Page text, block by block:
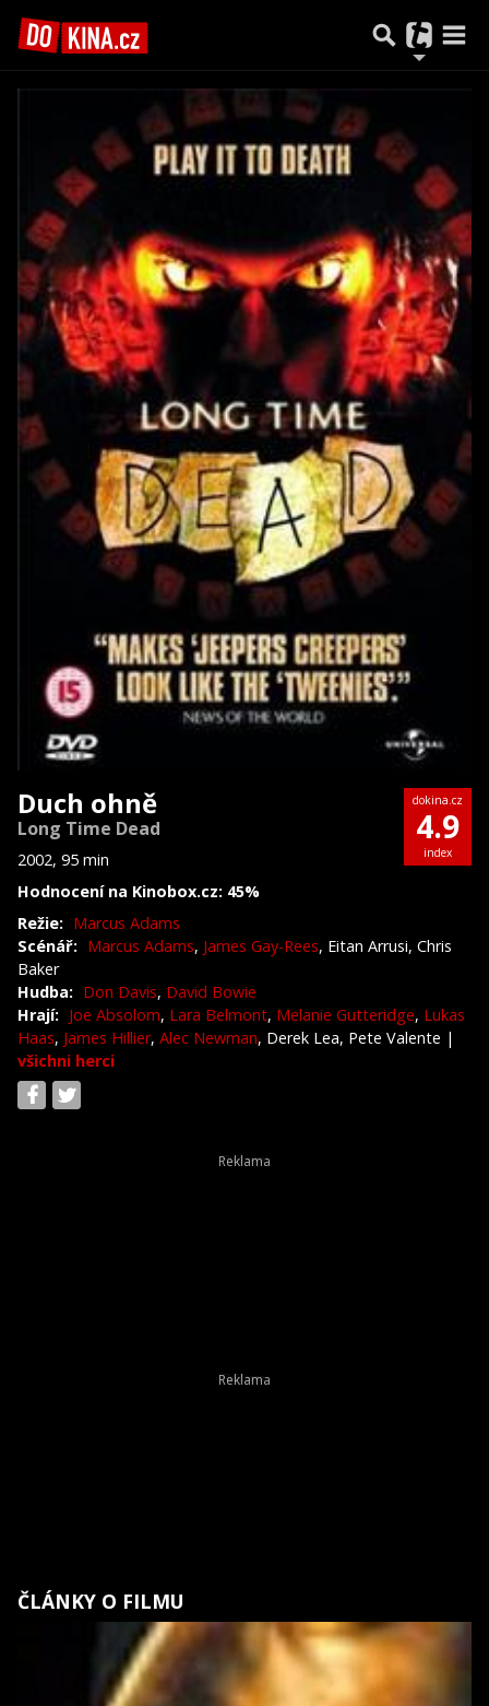
Duch ohně
Long Time Dead
2002, 95 min
Hodnocení na Kinobox.cz: 45%
dokina.cz
4.9
index
Režie: Marcus Adams
Scénář: Marcus Adams, James Gay-Rees, Eitan Arrusi, Chris
Baker
Hudba: Don Davis, David Bowie
Hrají: Joe Absolom, Lara Belmont, Melanie Gutteridge, Lukas
Haas, James Hillier, Alec Newman, Derek Lea, Pete Valente |
všichni herci
ČLÁNKY O FILMU